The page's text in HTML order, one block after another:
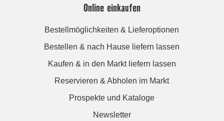
Online einkaufen
Bestellmöglichkeiten & Lieferoptionen
Bestellen & nach Hause liefern lassen
Kaufen & in den Markt liefern lassen
Reservieren & Abholen im Markt
Prospekte und Kataloge
Newsletter